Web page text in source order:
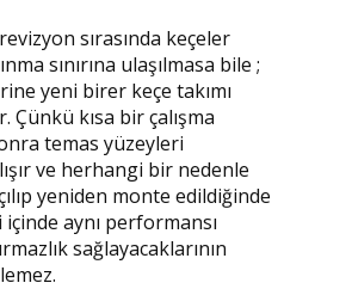
sırasında keçeler
sınırına ulaşılmasa bile ;
yeni birer keçe takımı
Çünkü kısa bir çalışma
temas yüzeyleri
ve herhangi bir nedenle
yeniden monte edildiğinde
aynı performansı
sağlayacaklarının